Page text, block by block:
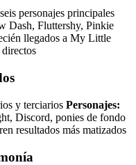
personajes principales
Dash, Fluttershy, Pinkie
llegados a My Little
y terciarios Personajes:
Discord, ponies de fondo
resultados más matizados